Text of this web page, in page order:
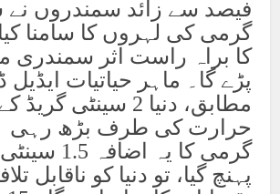
فیصد سے زائد سمندروں نے
گرمی کی لہروں کا سامنا
کا براہ راست اثر سمندری
پڑے گا۔ ماہر حیاتیات
مطابق، دنیا 2 سینٹی
حرارت کی طرف بڑھ رہی
گرمی کا یہ
پہنچ گیا، تو دنیا کو ناقابل